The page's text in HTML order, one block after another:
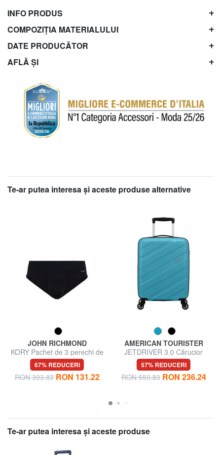
INFO PRODUS
COMPOZIȚIA MATERIALULUI
DATE PRODUCĂTOR
AFLĂ ȘI
Te-ar putea interesa şi aceste produse alternative
JOHN RICHMOND
KORY Pachet de 3 perechi de
chiloți
67% REDUCERI
RON 393.83 RON 131.22
AMERICAN TOURISTER
JETDRIVER 3.0 Cărucior
pentru bagaje de mână
57% REDUCERI
RON 550.83 RON 236.24
Te-ar putea interesa şi aceste produse